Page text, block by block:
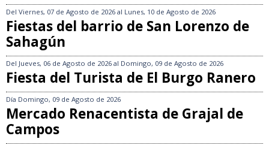
Del Viernes, 07 de Agosto de 2026 al Lunes, 10 de Agosto de 2026
Fiestas del barrio de San Lorenzo de
Sahagún
Del Jueves, 06 de Agosto de 2026 al Domingo, 09 de Agosto de 2026
Fiesta del Turista de El Burgo Ranero
Día Domingo, 09 de Agosto de 2026
Mercado Renacentista de Grajal de
Campos